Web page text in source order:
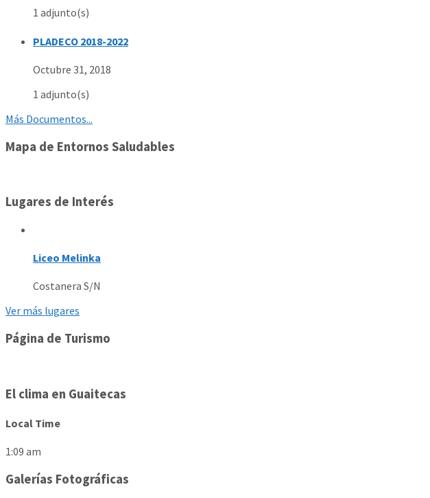
1 adjunto(s)
PLADECO 2018-2022
Octubre 31, 2018
1 adjunto(s)
Más Documentos...
Mapa de Entornos Saludables
Lugares de Interés
Liceo Melinka
Costanera S/N
Ver más lugares
Página de Turismo
El clima en Guaitecas
Local Time
1:09 am
Galerías Fotográficas